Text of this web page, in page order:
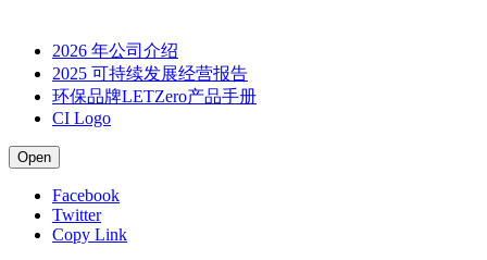
2026 年公司介绍
2025 可持续发展经营报告
环保品牌LETZero产品手册
CI Logo
Open
Facebook
Twitter
Copy Link